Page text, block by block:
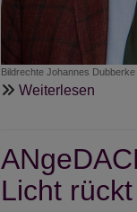
Bildrechte Johannes Dubberke
Weiterlesen
...aus
leben...
Licht rückt